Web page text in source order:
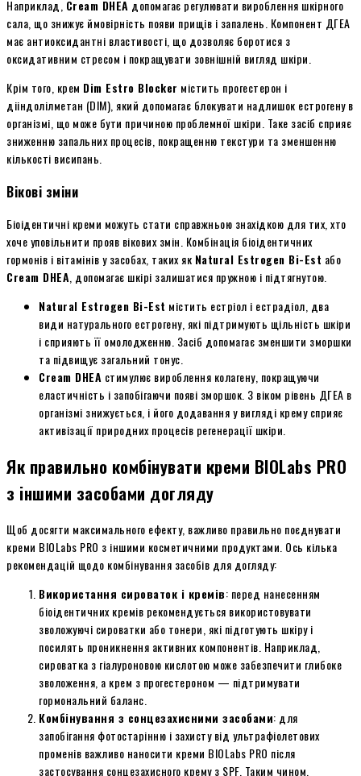
Наприклад, Cream DHEA допомагає регулювати вироблення шкірного
сала, що знижує ймовірність появи прищів і запалень. Компонент ДГЕА
має антиоксидантні властивості, що дозволяє боротися з
оксидативним стресом і покращувати зовнішній вигляд шкіри.
Крім того, крем Dim Estro Blocker містить прогестерон і
дііндолілметан (DIM), який допомагає блокувати надлишок естрогену в
організмі, що може бути причиною проблемної шкіри. Таке засіб сприяє
зниженню запальних процесів, покращенню текстури та зменшенню
кількості висипань.
Вікові зміни
Біоідентичні креми можуть стати справжньою знахідкою для тих, хто
хоче уповільнити прояв вікових змін. Комбінація біоідентичних
гормонів і вітамінів у засобах, таких як Natural Estrogen Bi-Est або
Cream DHEA , допомагає шкірі залишатися пружною і підтягнутою.
Natural Estrogen Bi-Est містить естріол і естрадіол, два
види натурального естрогену, які підтримують щільність шкіри
і сприяють її омолодженню. Засіб допомагає зменшити зморшки
та підвищує загальний тонус.
Cream DHEA стимулює вироблення колагену, покращуючи
еластичність і запобігаючи появі зморшок. З віком рівень ДГЕА в
організмі знижується, і його додавання у вигляді крему сприяє
активізації природних процесів регенерації шкіри.
Як правильно комбінувати креми BIOLabs PRO
з іншими засобами догляду
Щоб досягти максимального ефекту, важливо правильно поєднувати
креми BIOLabs PRO з іншими косметичними продуктами. Ось кілька
рекомендацій щодо комбінування засобів для догляду:
Використання сироваток і кремів: перед нанесенням
біоідентичних кремів рекомендується використовувати
зволожуючі сироватки або тонери, які підготують шкіру і
посилять проникнення активних компонентів. Наприклад,
сироватка з гіалуроновою кислотою може забезпечити глибоке
зволоження, а крем з прогестероном — підтримувати
гормональний баланс.
Комбінування з сонцезахисними засобами: для
запобігання фотостарінню і захисту від ультрафіолетових
променів важливо наносити креми BIOLabs PRO після
застосування сонцезахисного крему з SPF. Таким чином,